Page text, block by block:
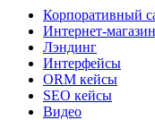
Корпоративный
Интернет-магазин
Лэндинг
Интерфейсы
ORM кейсы
SEO кейсы
Видео